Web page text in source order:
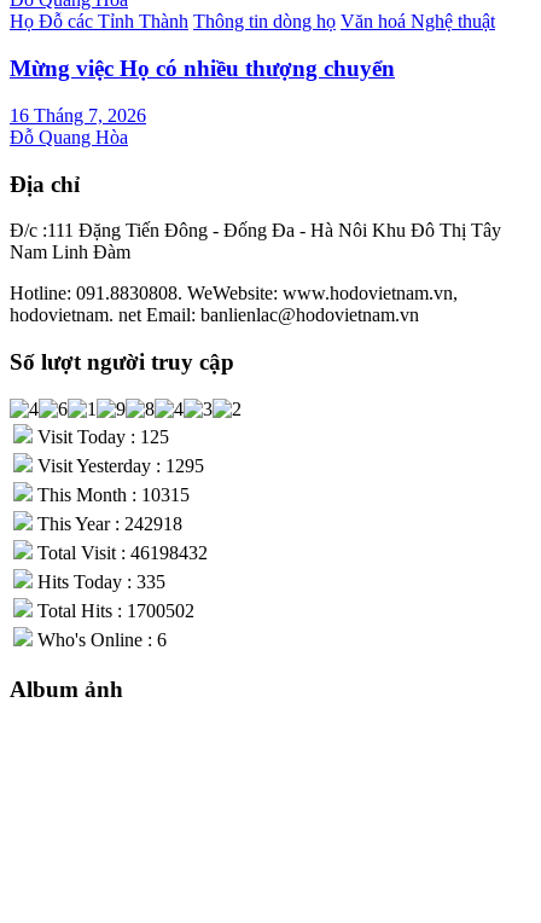
Họ Đỗ các Tỉnh Thành Thông tin dòng họ Văn hoá Nghệ thuật
Mừng việc Họ có nhiều thượng chuyển
16 Tháng 7, 2026
Đỗ Quang Hòa
Địa chỉ
Đ/c :111 Đặng Tiến Đông - Đống Đa - Hà Nôi Khu Đô Thị Tây
Nam Linh Đàm
Hotline: 091.8830808. WeWebsite: www.hodovietnam.vn,
hodovietnam. net Email: banlienlac@hodovietnam.vn
Số lượt người truy cập
Visit Today : 125
Visit Yesterday : 1295
This Month : 10315
This Year : 242918
Total Visit : 46198432
Hits Today : 335
Total Hits : 1700502
Who's Online : 6
Album ảnh